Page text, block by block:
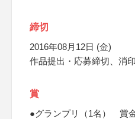
締切
2016年08月12日 (金)
作品提出・応募締切、消
賞
●グランプリ（1名） 賞